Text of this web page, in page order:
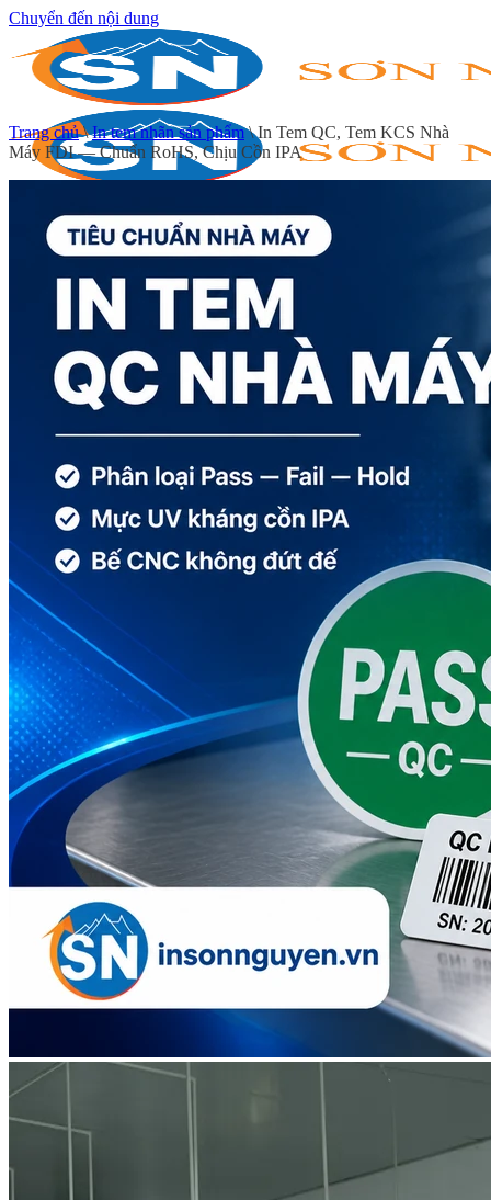
Chuyển đến nội dung
Trang chủ
Giới thiệu
In tem decal
In decal giấy
In decal nhựa
In decal trong
In decal 7 bảy màu
In tem cuộn
In tem nhãn sản phẩm
In tem nhãn thực phẩm
In tem nhãn mỹ phẩm
In tem dược phẩm
In tem bảo hành
Ép nhũ
Cán màng bóng
Bế thành phẩm
Tin tức
Kiến thức in tem nhãn
Kiến thức in ấn
Tuyển dụng
Liên hệ
Search for:
Trang chủ\In tem nhãn sản phẩm\In Tem QC, Tem KCS Nhà
Máy FDI — Chuẩn RoHS, Chịu Cồn IPA